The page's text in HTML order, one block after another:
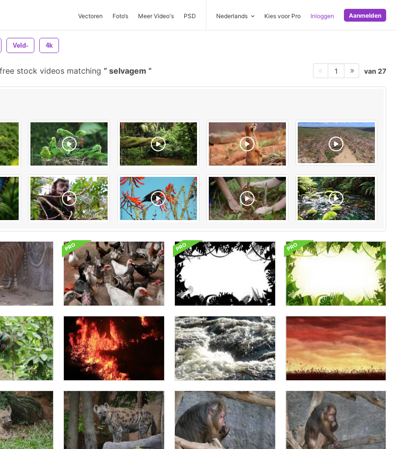
Vectoren Foto‘s Meer Video's PSD Nederlands Kies voor Pro Inloggen Aanmelden
Veld- 4k
stock videos matching selvagem 1 van 27